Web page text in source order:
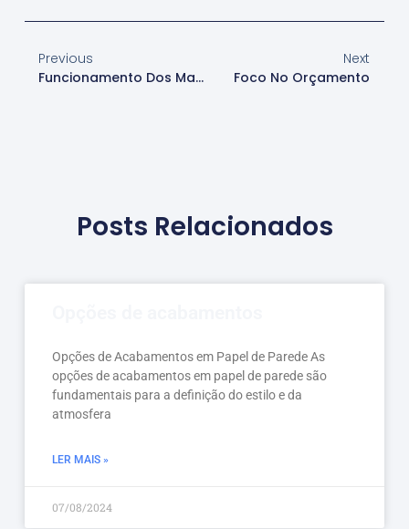
Previous
Funcionamento Dos Materiais
Next
Foco No Orçamento
Posts Relacionados
Opções de Acabamentos em Papel de Parede As
opções de acabamentos em papel de parede são
fundamentais para a definição do estilo e da
atmosfera
LER MAIS »
07/08/2024